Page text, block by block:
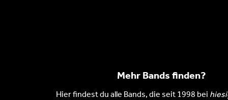
Mehr Bands finden?
Hier findest du alle Bands, die seit 1998 bei